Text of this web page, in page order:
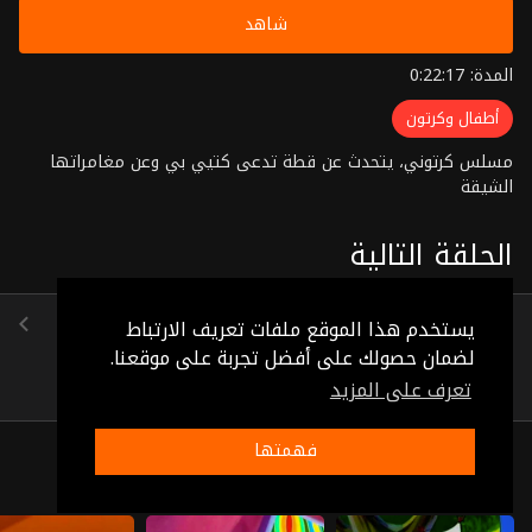
يستخدم هذا الموقع ملفات تعريف الارتباط
لضمان حصولك على أفضل تجربة على موقعنا.
تعرف على المزيد
فهمتها
شاهد
المدة: 0:22:17
أطفال وكرتون
مسلس كرتوني، يتحدث عن قطة تدعى كتيي بي وعن مغامراتها
الشيقة
الحلقة التالية
الحلقة 10
(0:22:38)
ذات صلة